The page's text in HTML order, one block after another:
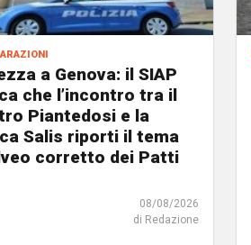
a Genova: il SIAP
che l’incontro tra il
Piantedosi e la
Salis riporti il tema
corretto dei Patti
08/08/2026
di Redazione